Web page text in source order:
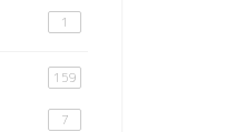
1
159
7